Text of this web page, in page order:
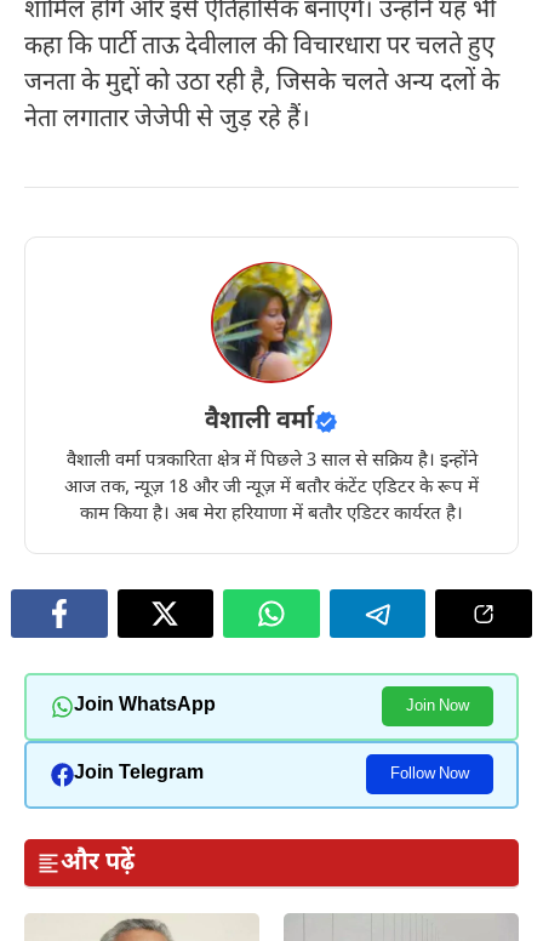
शामिल होंगे और इसे ऐतिहासिक बनाएंगे। उन्होंने यह भी
कहा कि पार्टी ताऊ देवीलाल की विचारधारा पर चलते हुए
जनता के मुद्दों को उठा रही है, जिसके चलते अन्य दलों के
नेता लगातार जेजेपी से जुड़ रहे हैं।
वैशाली वर्मा
वैशाली वर्मा पत्रकारिता क्षेत्र में पिछले 3 साल से सक्रिय है। इन्होंने
आज तक, न्यूज़ 18 और जी न्यूज़ में बतौर कंटेंट एडिटर के रूप में
काम किया है। अब मेरा हरियाणा में बतौर एडिटर कार्यरत है।
Join WhatsApp Join Now
Join Telegram Follow Now
और पढ़ें